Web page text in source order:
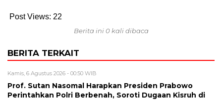
Post Views: 22
Berita ini 0 kali dibaca
BERITA TERKAIT
Kamis, 6 Agustus 2026 - 00:50 WIB
Prof. Sutan Nasomal Harapkan Presiden Prabowo
Perintahkan Polri Berbenah, Soroti Dugaan Kisruh di